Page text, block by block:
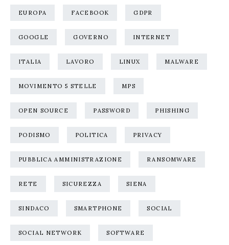
EUROPA FACEBOOK GDPR
GOOGLE GOVERNO INTERNET
ITALIA LAVORO LINUX MALWARE
MOVIMENTO 5 STELLE MPS
OPEN SOURCE PASSWORD PHISHING
PODISMO POLITICA PRIVACY
PUBBLICA AMMINISTRAZIONE RANSOMWARE
RETE SICUREZZA SIENA
SINDACO SMARTPHONE SOCIAL
SOCIAL NETWORK SOFTWARE